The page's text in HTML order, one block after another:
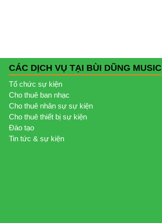
CÁC DỊCH VỤ TẠI BÙI DŨNG MUSIC
Tổ chức sự kiện
Cho thuê ban nhạc
Cho thuê nhân sự sự kiện
Cho thuê thiết bị sự kiện
Đào tạo
Tin tức & sự kiện